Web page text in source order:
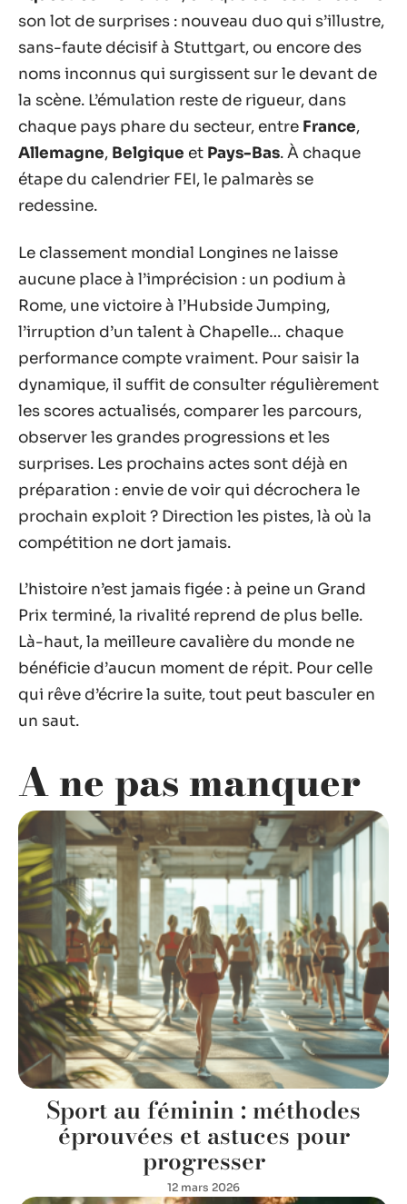
son lot de surprises : nouveau duo qui s’illustre,
sans-faute décisif à Stuttgart, ou encore des
noms inconnus qui surgissent sur le devant de
la scène. L’émulation reste de rigueur, dans
chaque pays phare du secteur, entre France,
Allemagne, Belgique et Pays-Bas. À chaque
étape du calendrier FEI, le palmarès se
redessine.
Le classement mondial Longines ne laisse
aucune place à l’imprécision : un podium à
Rome, une victoire à l’Hubside Jumping,
l’irruption d’un talent à Chapelle… chaque
performance compte vraiment. Pour saisir la
dynamique, il suffit de consulter régulièrement
les scores actualisés, comparer les parcours,
observer les grandes progressions et les
surprises. Les prochains actes sont déjà en
préparation : envie de voir qui décrochera le
prochain exploit ? Direction les pistes, là où la
compétition ne dort jamais.
L’histoire n’est jamais figée : à peine un Grand
Prix terminé, la rivalité reprend de plus belle.
Là-haut, la meilleure cavalière du monde ne
bénéficie d’aucun moment de répit. Pour celle
qui rêve d’écrire la suite, tout peut basculer en
un saut.
A ne pas manquer
Sport au féminin : méthodes
éprouvées et astuces pour
progresser
12 mars 2026